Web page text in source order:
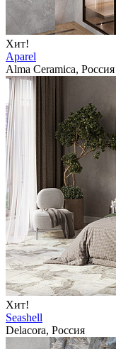
Хит!
Aparel
Alma Ceramica, Россия
Хит!
Seashell
Delacora, Россия